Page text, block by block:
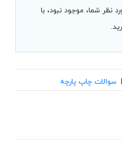
شما، موجود نبود، با
سوالات چاپ پارچه